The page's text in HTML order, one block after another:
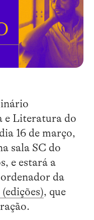
e Literatura do
16 de março,
sala SC do
e estará a
da
, que